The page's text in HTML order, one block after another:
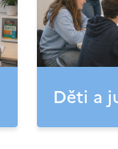
Děti a